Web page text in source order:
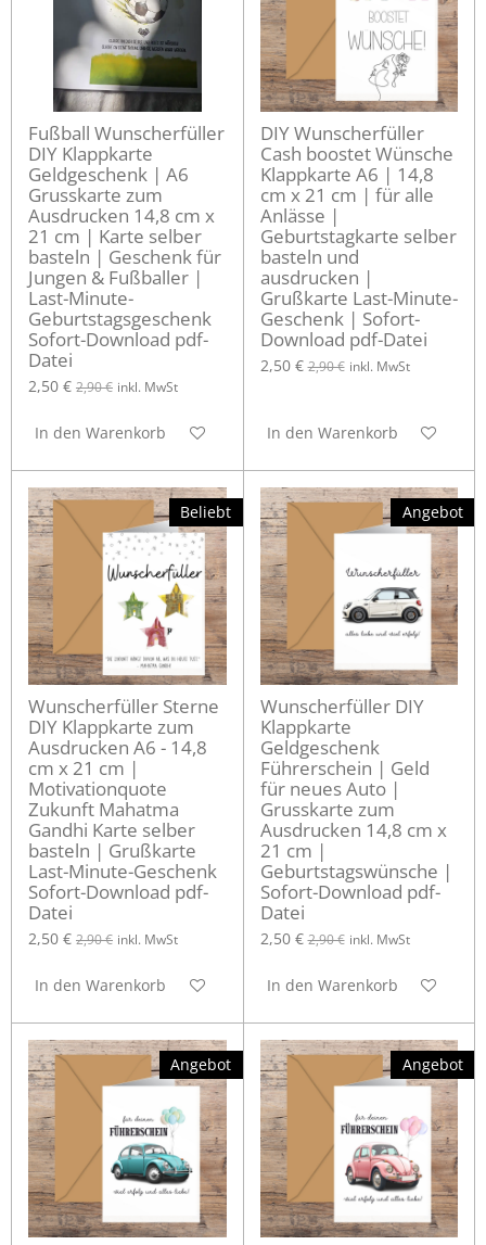
Fußball Wunscherfüller
DIY Klappkarte
Geldgeschenk | A6
Grusskarte zum
Ausdrucken 14,8 cm x
21 cm | Karte selber
basteln | Geschenk für
Jungen & Fußballer |
Last-Minute-
Geburtstagsgeschenk
Sofort-Download pdf-
Datei
2,50 € 2,90 € inkl. MwSt
In den Warenkorb
DIY Wunscherfüller
Cash boostet Wünsche
Klappkarte A6 | 14,8
cm x 21 cm | für alle
Anlässe |
Geburtstagkarte selber
basteln und
ausdrucken |
Grußkarte Last-Minute-
Geschenk | Sofort-
Download pdf-Datei
2,50 € 2,90 € inkl. MwSt
In den Warenkorb
Beliebt
Wunscherfüller Sterne
DIY Klappkarte zum
Ausdrucken A6 - 14,8
cm x 21 cm |
Motivationquote
Zukunft Mahatma
Gandhi Karte selber
basteln | Grußkarte
Last-Minute-Geschenk
Sofort-Download pdf-
Datei
2,50 € 2,90 € inkl. MwSt
In den Warenkorb
Angebot
Wunscherfüller DIY
Klappkarte
Geldgeschenk
Führerschein | Geld
für neues Auto |
Grusskarte zum
Ausdrucken 14,8 cm x
21 cm |
Geburtstagswünsche |
Sofort-Download pdf-
Datei
2,50 € 2,90 € inkl. MwSt
In den Warenkorb
Angebot Angebot